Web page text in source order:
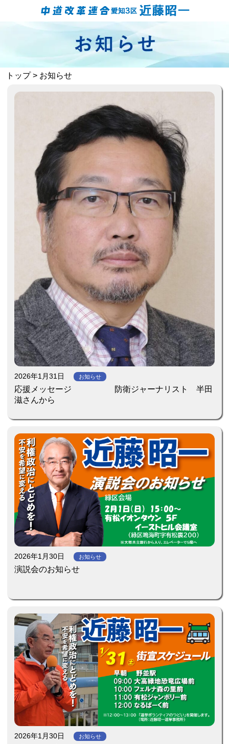
トップ> お知らせ
2026年1月31日 お知らせ
応援メッセージ 防衛ジャーナリスト 半田
滋さんから
2026年1月30日 お知らせ
演説会のお知らせ
2026年1月30日 お知らせ